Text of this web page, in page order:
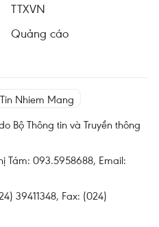
TTXVN
Quảng cáo
Bộ Thông tin và Truyền thông
Tám: 093.5958688, Email:
39411348, Fax: (024)